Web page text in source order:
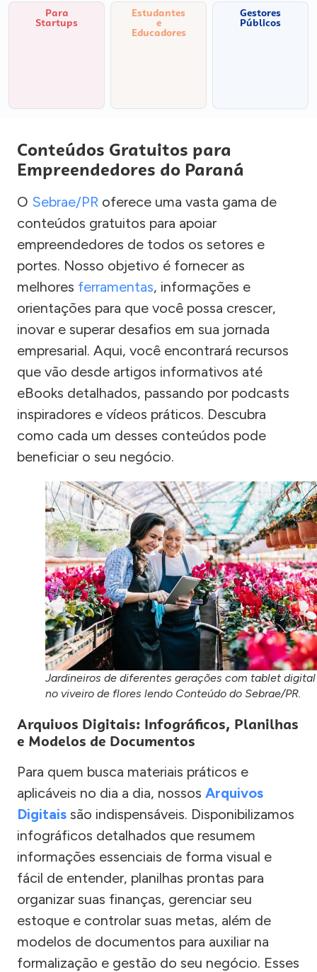
Para
Startups
Estudantes
e
Educadores
Gestores
Públicos
Conteúdos Gratuitos para
Empreendedores do Paraná
O Sebrae/PR oferece uma vasta gama de
conteúdos gratuitos para apoiar
empreendedores de todos os setores e
portes. Nosso objetivo é fornecer as
melhores ferramentas, informações e
orientações para que você possa crescer,
inovar e superar desafios em sua jornada
empresarial. Aqui, você encontrará recursos
que vão desde artigos informativos até
eBooks detalhados, passando por podcasts
inspiradores e vídeos práticos. Descubra
como cada um desses conteúdos pode
beneficiar o seu negócio.
Jardineiros de diferentes gerações com tablet digital
no viveiro de flores lendo Conteúdo do Sebrae/PR.
Arquivos Digitais: Infográficos, Planilhas
e Modelos de Documentos
Para quem busca materiais práticos e
aplicáveis no dia a dia, nossos Arquivos
Digitais são indispensáveis. Disponibilizamos
infográficos detalhados que resumem
informações essenciais de forma visual e
fácil de entender, planilhas prontas para
organizar suas finanças, gerenciar seu
estoque e controlar suas metas, além de
modelos de documentos para auxiliar na
formalização e gestão do seu negócio. Esses